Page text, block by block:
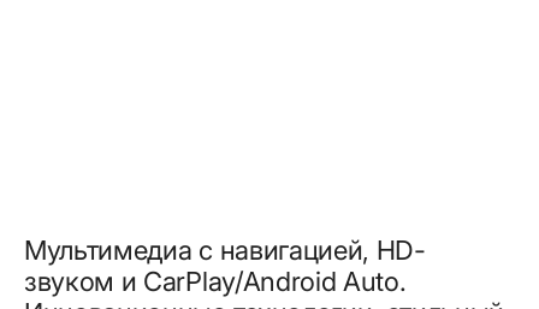
Мультимедиа с навигацией, HD-
звуком и CarPlay/Android Auto.